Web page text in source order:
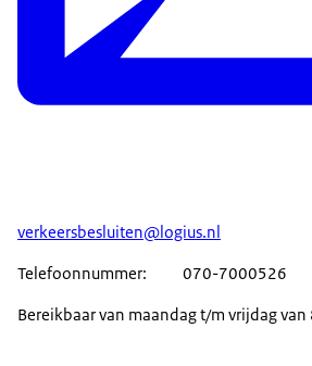
verkeersbesluiten@logius.nl
Telefoonnummer: 070-7000526
Bereikbaar van maandag t/m vrijdag